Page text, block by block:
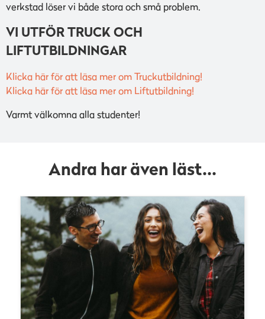
verkstad löser vi både stora och små problem.
VI UTFÖR TRUCK OCH
LIFTUTBILDNINGAR
Klicka här för att läsa mer om Truckutbildning!
Klicka här för att läsa mer om Liftutbildning!
Varmt välkomna alla studenter!
Andra har även läst...